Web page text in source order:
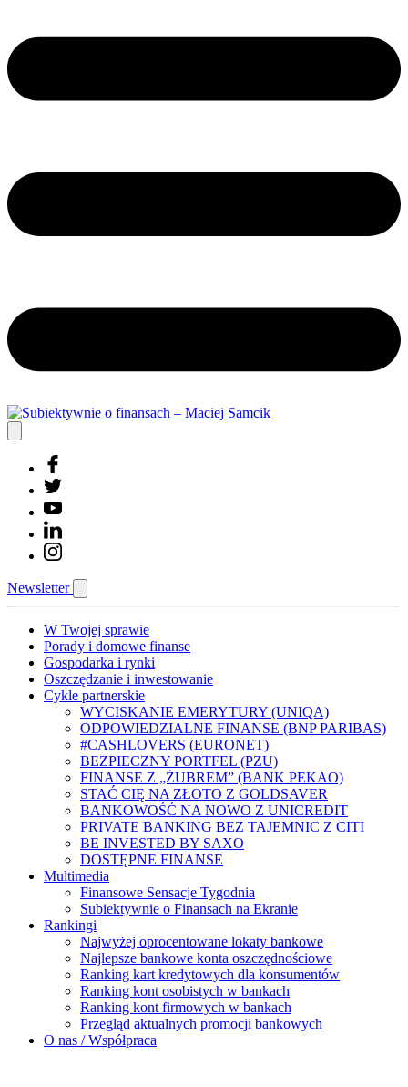
Newsletter
W Twojej sprawie
Porady i domowe finanse
Gospodarka i rynki
Oszczędzanie i inwestowanie
Cykle partnerskie
WYCISKANIE EMERYTURY (UNIQA)
ODPOWIEDZIALNE FINANSE (BNP PARIBAS)
#CASHLOVERS (EURONET)
BEZPIECZNY PORTFEL (PZU)
FINANSE Z „ŻUBREM” (BANK PEKAO)
STAĆ CIĘ NA ZŁOTO Z GOLDSAVER
BANKOWOŚĆ NA NOWO Z UNICREDIT
PRIVATE BANKING BEZ TAJEMNIC Z CITI
BE INVESTED BY SAXO
DOSTĘPNE FINANSE
Multimedia
Finansowe Sensacje Tygodnia
Subiektywnie o Finansach na Ekranie
Rankingi
Najwyżej oprocentowane lokaty bankowe
Najlepsze bankowe konta oszczędnościowe
Ranking kart kredytowych dla konsumentów
Ranking kont osobistych w bankach
Ranking kont firmowych w bankach
Przegląd aktualnych promocji bankowych
O nas / Współpraca